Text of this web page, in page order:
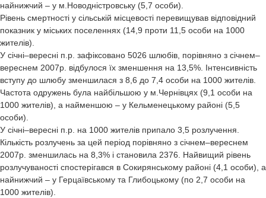
найнижчий – у м.Новодністровську (5,7 особи).
Рівень смертності у сільській місцевості перевищував відповідний
показник у міських поселеннях (14,9 проти 11,5 особи на 1000
жителів).
У січні–вересні п.р. зафіксовано 5026 шлюбів, порівняно з січнем–
вереснем 2007р. відбулося їх зменшення на 13,5%. Інтенсивність
вступу до шлюбу зменшилася з 8,6 до 7,4 особи на 1000 жителів.
Частота одружень була найбільшою у м.Чернівцях (9,1 особи на
1000 жителів), а найменшою – у Кельменецькому районі (5,5
особи).
У січні–вересні п.р. на 1000 жителів припало 3,5 розлучення.
Кількість розлучень за цей період порівняно з січнем–вереснем
2007р. зменшилась на 8,3% і становила 2376. Найвищий рівень
розлучуваності спостерігався в Сокирянському районі (4,1 особи), а
найнижчий – у Герцаївському та Глибоцькому (по 2,7 особи на
1000 жителів).